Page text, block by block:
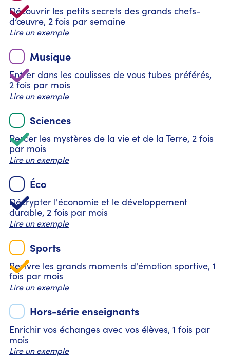
Découvrir les petits secrets des grands chefs-
d’œuvre, 2 fois par semaine
Lire un exemple
Musique
Entrer dans les coulisses de vous tubes préférés,
2 fois par mois
Lire un exemple
Sciences
Percer les mystères de la vie et de la Terre, 2 fois
par mois
Lire un exemple
Éco
Décrypter l'économie et le développement
durable, 2 fois par mois
Lire un exemple
Sports
Revivre les grands moments d'émotion sportive, 1
fois par mois
Lire un exemple
Hors-série enseignants
Enrichir vos échanges avec vos élèves, 1 fois par
mois
Lire un exemple